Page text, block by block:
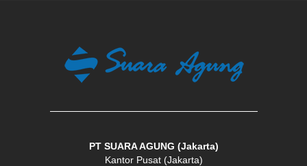
PT SUARA AGUNG (Jakarta)
Kantor Pusat (Jakarta)